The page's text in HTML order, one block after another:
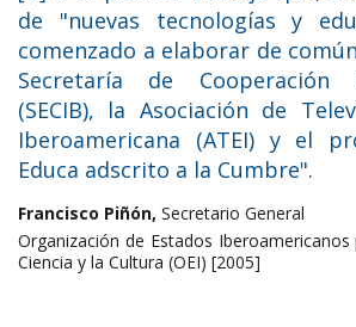
de "nuevas tecnologías y
comenzado a elaborar de
Secretaría de Cooperación
(SECIB), la Asociación de
Iberoamericana (ATEI) y el
Educa adscrito a la Cumbre".
Francisco Piñón, Secretario General
Organización de Estados Iberoamericanos
Ciencia y la Cultura (OEI) [2005]